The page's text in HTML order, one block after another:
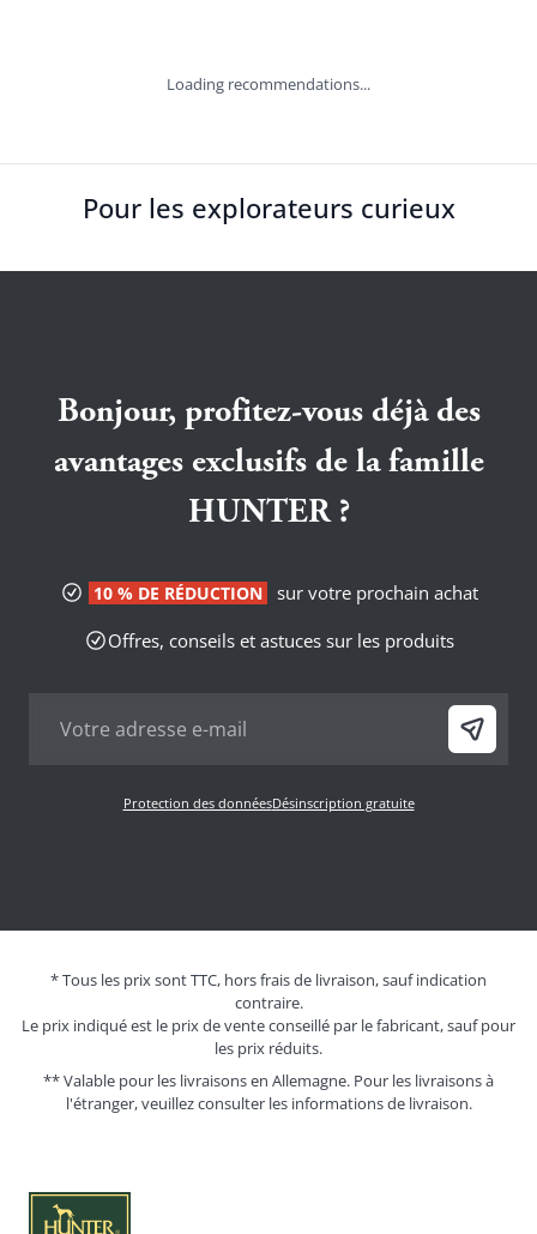
Loading recommendations...
Pour les explorateurs curieux
Bonjour, profitez-vous déjà des
avantages exclusifs de la famille
HUNTER ?
10 % DE RÉDUCTION
sur votre prochain achat
Offres, conseils et astuces sur les produits
Protection des donnéesDésinscription gratuite
* Tous les prix sont TTC, hors frais de livraison, sauf indication
contraire.
Le prix indiqué est le prix de vente conseillé par le fabricant, sauf pour
les prix réduits.
** Valable pour les livraisons en Allemagne. Pour les livraisons à
l'étranger, veuillez consulter les informations de livraison.